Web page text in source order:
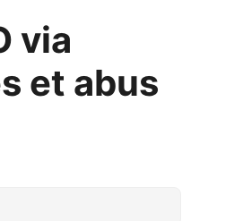
via
et abus